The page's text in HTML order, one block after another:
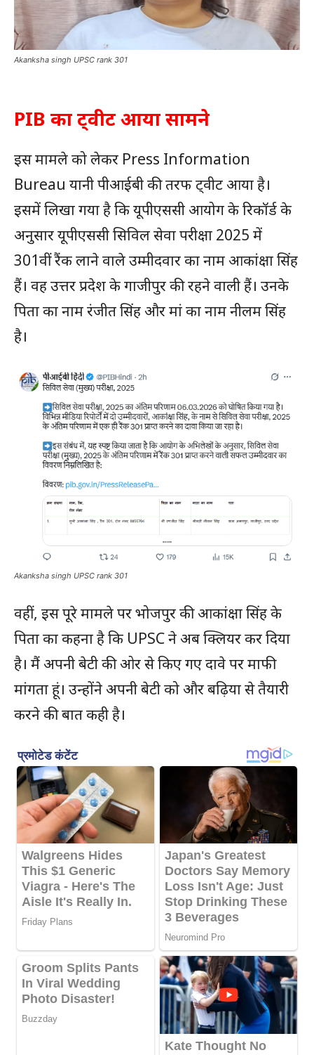
Akanksha singh UPSC rank 301
PIB का ट्वीट आया सामने
इस मामले को लेकर Press Information
Bureau यानी पीआईबी की तरफ ट्वीट आया है।
इसमें लिखा गया है कि यूपीएससी आयोग के रिकॉर्ड के
अनुसार यूपीएससी सिविल सेवा परीक्षा 2025 में
301वीं रैंक लाने वाले उम्मीदवार का नाम आकांक्षा सिंह
हैं। वह उत्तर प्रदेश के गाजीपुर की रहने वाली हैं। उनके
पिता का नाम रंजीत सिंह और मां का नाम नीलम सिंह
है।
Akanksha singh UPSC rank 301
वहीं, इस पूरे मामले पर भोजपुर की आकांक्षा सिंह के
पिता का कहना है कि UPSC ने अब क्लियर कर दिया
है। मैं अपनी बेटी की ओर से किए गए दावे पर माफी
मांगता हूं। उन्होंने अपनी बेटी को और बढ़िया से तैयारी
करने की बात कही है।